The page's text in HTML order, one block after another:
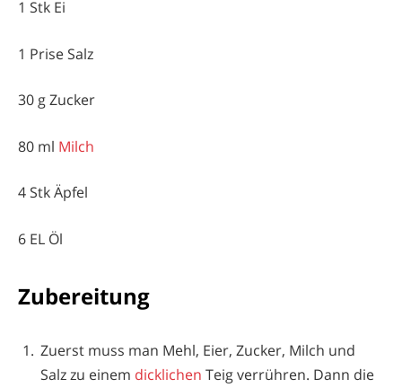
1 Stk Ei
1 Prise Salz
30 g Zucker
80 ml Milch
4 Stk Äpfel
6 EL Öl
Zubereitung
Zuerst muss man Mehl, Eier, Zucker, Milch und
Salz zu einem dicklichen Teig verrühren. Dann die